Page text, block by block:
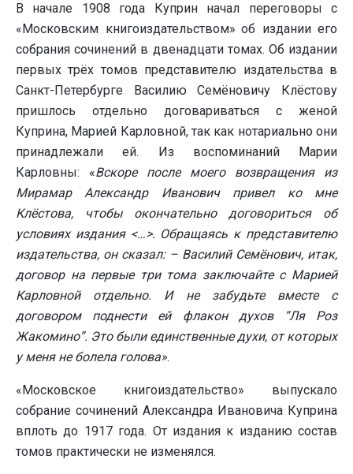
В начале 1908 года Куприн начал переговоры с
«Московским книгоиздательством» об издании его
собрания сочинений в двенадцати томах. Об издании
первых трёх томов представителю издательства в
Санкт-Петербурге Василию Семёновичу Клёстову
пришлось отдельно договариваться с женой
Куприна, Марией Карловной, так как нотариально они
принадлежали ей. Из воспоминаний Марии
Карловны: «Вскоре после моего возвращения из
Мирамар Александр Иванович привел ко мне
Клёстова, чтобы окончательно договориться об
условиях издания <…>. Обращаясь к представителю
издательства, он сказал: – Василий Семёнович, итак,
договор на первые три тома заключайте с Марией
Карловной отдельно. И не забудьте вместе с
договором поднести ей флакон духов “Ля Роз
Жакомино”. Это были единственные духи, от которых
у меня не болела голова».
«Московское книгоиздательство» выпускало
собрание сочинений Александра Ивановича Куприна
вплоть до 1917 года. От издания к изданию состав
томов практически не изменялся.